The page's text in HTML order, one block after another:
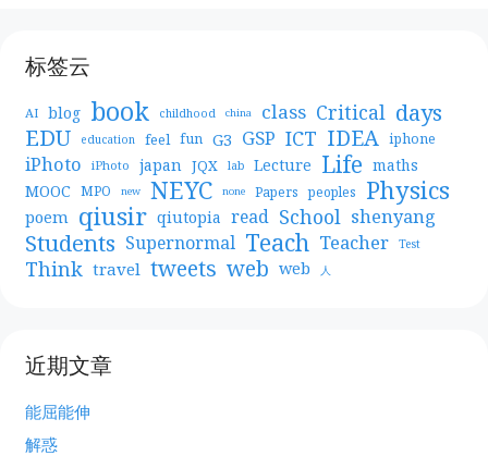
标签云
AI blog book childhood china class Critical days
EDU education feel fun G3 GSP ICT IDEA iphone
iPhoto iPhoto japan JQX lab Lecture Life maths
MOOC MPO new NEYC none Papers peoples Physics
poem qiusir qiutopia read School shenyang
Students Supernormal Teach Teacher Test
Think travel tweets web web 人
近期文章
能屈能伸
解惑